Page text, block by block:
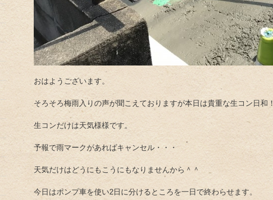
おはようございます。
そろそろ梅雨入りの声が聞こえておりますが本日は貴重な生コン日和！
生コンだけは天気様様です。
予報で雨マークがあればキャンセル・・・
天気だけはどうにもこうにもなりませんから＾＾
今日はポンプ車を使い2日に分けるところを一日で終わらせます。